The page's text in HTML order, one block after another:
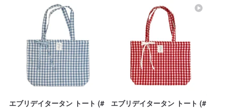
エブリデイタータン トート (#
エブリデイタータン トート (#